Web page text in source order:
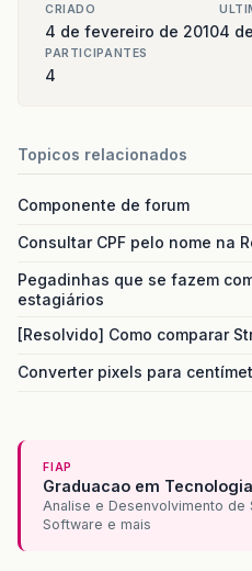
CRIADO
4 de fevereiro de 20104
PARTICIPANTES
4
Topicos relacionados
Componente de forum
Consultar CPF pelo nome na
Pegadinhas que se fazem
estagiários
[Resolvido] Como comparar
Converter pixels para
FIAP
Graduacao em
Analise e Desenvolvimento de
Software e mais